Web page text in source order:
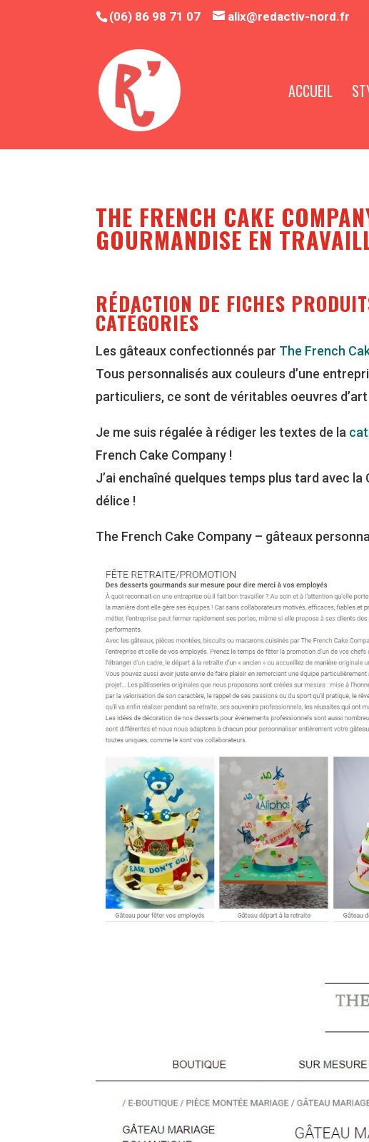
(06) 86 98 71 07 alix@redactiv-nord.fr
ACCUEIL
THE FRENCH CAKE
GOURMANDISE EN
RÉDACTION DE FICHES
CATÉGORIES
Les gâteaux confectionnés par The French
Tous personnalisés aux couleurs d’une
particuliers, ce sont de véritables oeuvres
Je me suis régalée à rédiger les textes de la
French Cake Company !
J’ai enchaîné quelques temps plus tard avec la
délice !
The French Cake Company – gâteaux